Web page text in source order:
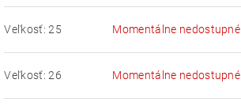
Veľkosť: 25 Momentálne nedostupné
Veľkosť: 26 Momentálne nedostupné